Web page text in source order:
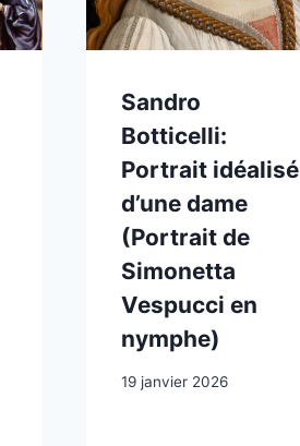
Sandro
Botticelli:
Portrait idéalisé
d’une dame
(Portrait de
Simonetta
Vespucci en
nymphe)
19 janvier 2026